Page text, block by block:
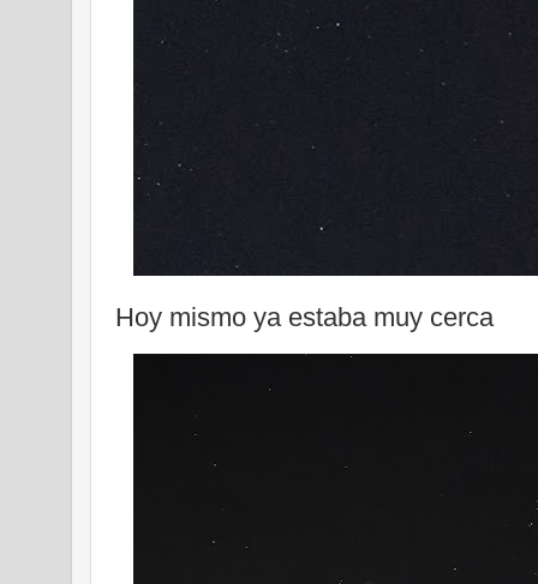
Hoy mismo ya estaba muy cerca